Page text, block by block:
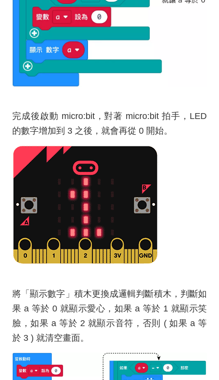
完成後啟動 micro:bit，對著 micro:bit 拍手，LED
的數字增加到 3 之後，就會再從 0 開始。
將「顯示數字」積木更換成邏輯判斷積木，判斷如
果 a 等於 0 就顯示愛心，如果 a 等於 1 就顯示笑
臉，如果 a 等於 2 就顯示音符，否則 ( 如果 a 等
於 3 ) 就清空畫面。